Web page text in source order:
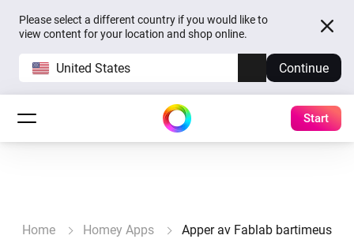
Please select a different country if you would like to
view content for your location and shop online.
United States Continue
Start
Home Homey Apps Apper av Fablab bartimeus